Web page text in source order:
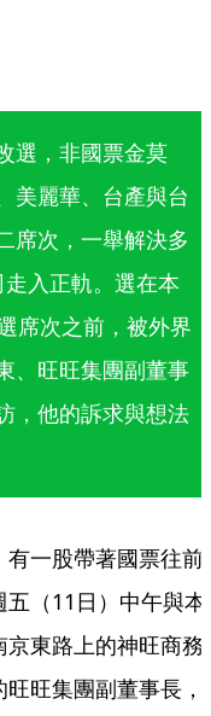
選，非國票金莫
美麗華、台產與台
席次，一舉解決多
入正軌。選在本
席次之前，被外界
、旺旺集團副董事
，他的訴求與想法
有一股帶著國票往前
（11日）中午與本
東路上的神旺商務
旺集團副董事長，